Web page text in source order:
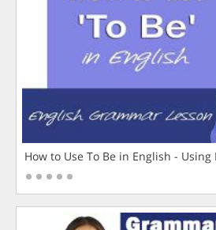
How to Use To Be in English -